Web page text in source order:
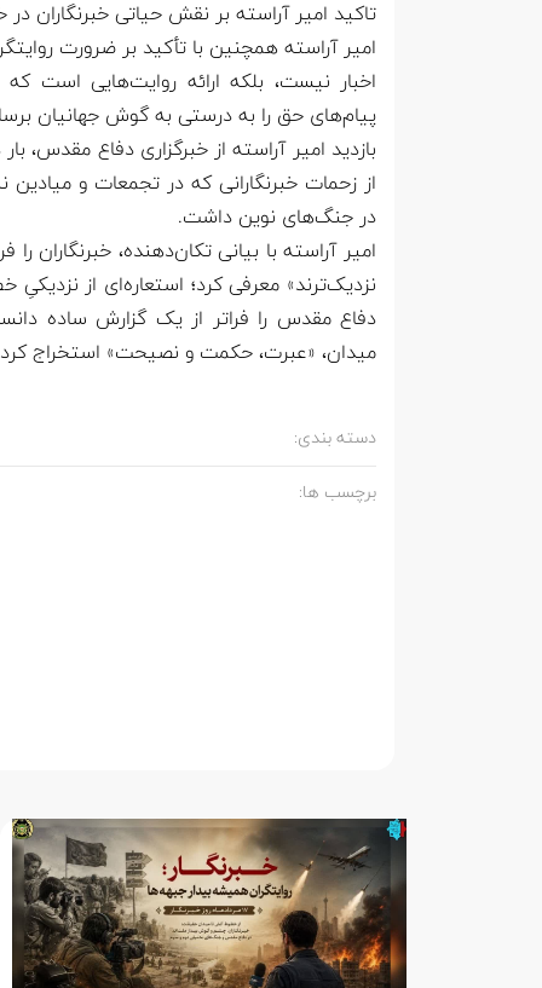
تاکید امیر آراسته بر نقش حیاتی خبرنگاران
امیر آراسته همچنین با تأکید بر ضرورت
اخبار نیست، بلکه ارائه روایت‌هایی است
پیام‌های حق را به درستی به گوش جهانیان
بازدید امیر آراسته از خبرگزاری دفاع مقدس،
از زحمات خبرنگارانی که در تجمعات و میادین
در جنگ‌های نوین داشت.
امیر آراسته با بیانی تکان‌دهنده، خبرنگاران
نزدیک‌ترند» معرفی کرد؛ استعاره‌ای از
دفاع مقدس را فراتر از یک گزارش ساده
میدان، «عبرت، حکمت و نصیحت» استخراج
دسته بندی:
برچسب ها: